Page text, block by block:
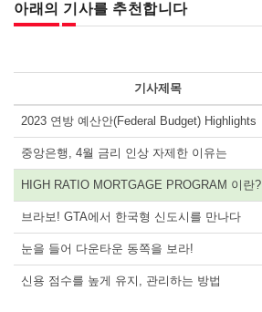
아래의 기사를 추천합니다
기사제목
2023 연방 예산안(Federal Budget) Highlights
중앙은행, 4월 금리 인상 자제한 이유는
HIGH RATIO MORTGAGE PROGRAM 이란?
브라보! GTA에서 한국형 신도시를 만나다
눈을 들어 다운타운 동쪽을 보라!
신용 점수를 높게 유지, 관리하는 방법